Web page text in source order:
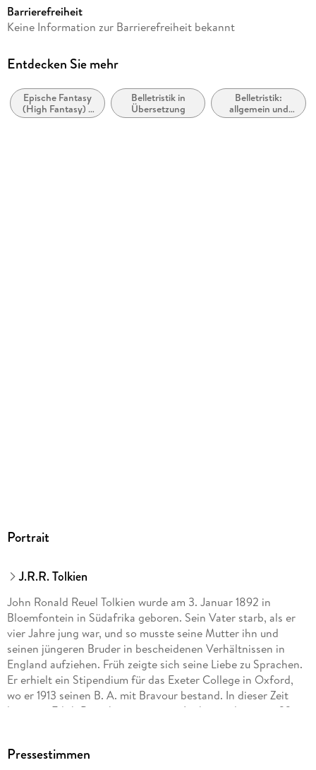
Dateigröße
Laufzeit
Reihe
Der Herr der Ringe / The Lord of the Rings, 3
Barrierefreiheit
Keine Information zur Barrierefreiheit bekannt
Entdecken Sie mehr
Epische Fantasy
(High Fantasy) /
Heroische
Belletristik in
Übersetzung
Belletristik:
allgemein und
literarisch, nicht
Portrait
J.R.R. Tolkien
John Ronald Reuel Tolkien wurde am 3. Januar 1892 in
Bloemfontein in Südafrika geboren. Sein Vater starb, als er
vier Jahre jung war, und so musste seine Mutter ihn und
seinen jüngeren Bruder in bescheidenen Verhältnissen in
England aufziehen. Früh zeigte sich seine Liebe zu Sprachen.
Er erhielt ein Stipendium für das Exeter College in Oxford,
wo er 1913 seinen B. A. mit Bravour bestand. In dieser Zeit
lernte er Edith Bratt kennen, seine »Lúthien«, die er am 22.
Herausgeber der kritischen Werkausgabe seines Vaters,
Pressestimmen